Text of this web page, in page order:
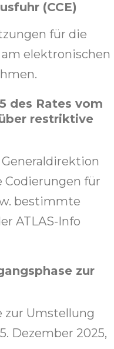
(CCE)
für die
elektronischen
des Rates vom
restriktive
Codierungen für
bestimmte
ATLAS-Info
zur
zur Umstellung
Dezember 2025,